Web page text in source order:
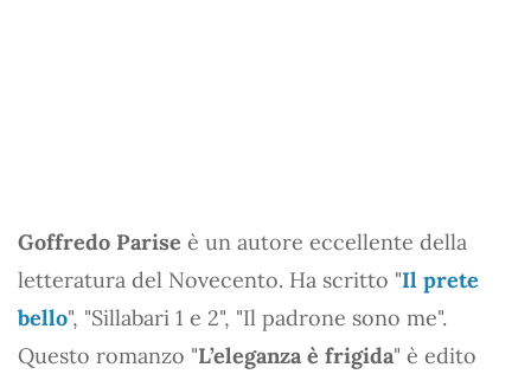
Goffredo Parise è un autore eccellente della
letteratura del Novecento. Ha scritto "Il prete
bello", "Sillabari 1 e 2", "Il padrone sono me".
Questo romanzo "L’eleganza è frigida" è edito